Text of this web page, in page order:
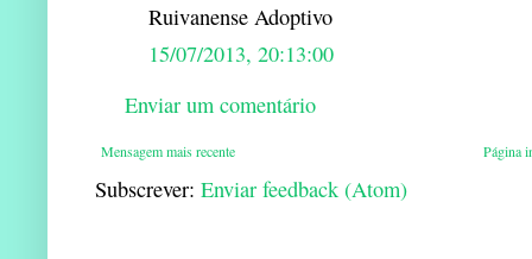
Ruivanense Adoptivo
15/07/2013, 20:13:00
Enviar um comentário
Mensagem mais recente Página
Subscrever: Enviar feedback (Atom)